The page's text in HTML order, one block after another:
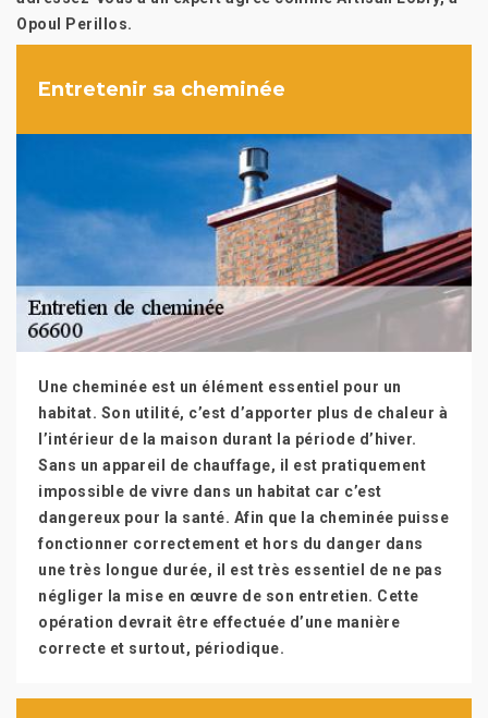
Opoul Perillos.
Entretenir sa cheminée
Une cheminée est un élément essentiel pour un
habitat. Son utilité, c’est d’apporter plus de chaleur à
l’intérieur de la maison durant la période d’hiver.
Sans un appareil de chauffage, il est pratiquement
impossible de vivre dans un habitat car c’est
dangereux pour la santé. Afin que la cheminée puisse
fonctionner correctement et hors du danger dans
une très longue durée, il est très essentiel de ne pas
négliger la mise en œuvre de son entretien. Cette
opération devrait être effectuée d’une manière
correcte et surtout, périodique.